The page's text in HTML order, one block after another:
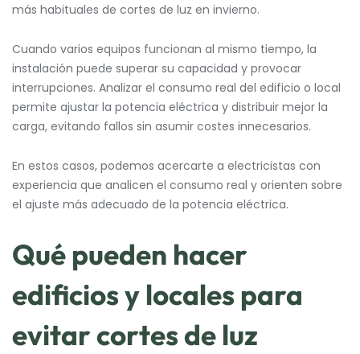
más habituales de cortes de luz en invierno.
Cuando varios equipos funcionan al mismo tiempo, la
instalación puede superar su capacidad y provocar
interrupciones. Analizar el consumo real del edificio o local
permite ajustar la potencia eléctrica y distribuir mejor la
carga, evitando fallos sin asumir costes innecesarios.
En estos casos, podemos acercarte a electricistas con
experiencia que analicen el consumo real y orienten sobre
el ajuste más adecuado de la potencia eléctrica.
Qué pueden hacer
edificios y locales para
evitar cortes de luz